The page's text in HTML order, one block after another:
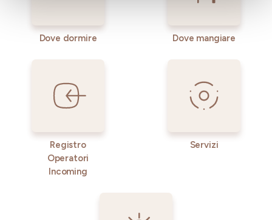
Dove dormire Dove mangiare
Registro
Operatori
Incoming
Servizi